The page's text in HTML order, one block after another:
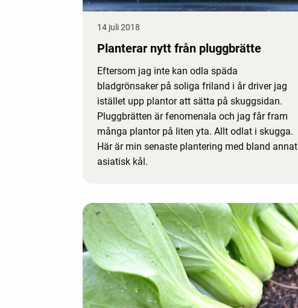
14 juli 2018
Planterar nytt från pluggbrätte
Eftersom jag inte kan odla späda
bladgrönsaker på soliga friland i år driver jag
istället upp plantor att sätta på skuggsidan.
Pluggbrätten är fenomenala och jag får fram
många plantor på liten yta. Allt odlat i skugga.
Här är min senaste plantering med bland annat
asiatisk kål.